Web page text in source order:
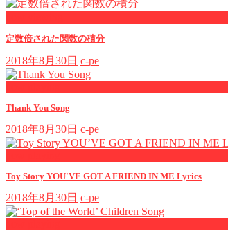
定数倍された関数の積分
2018年8月30日 c-pe
Thank You Song
2018年8月30日 c-pe
Toy Story YOU'VE GOT A FRIEND IN ME Lyrics
2018年8月30日 c-pe